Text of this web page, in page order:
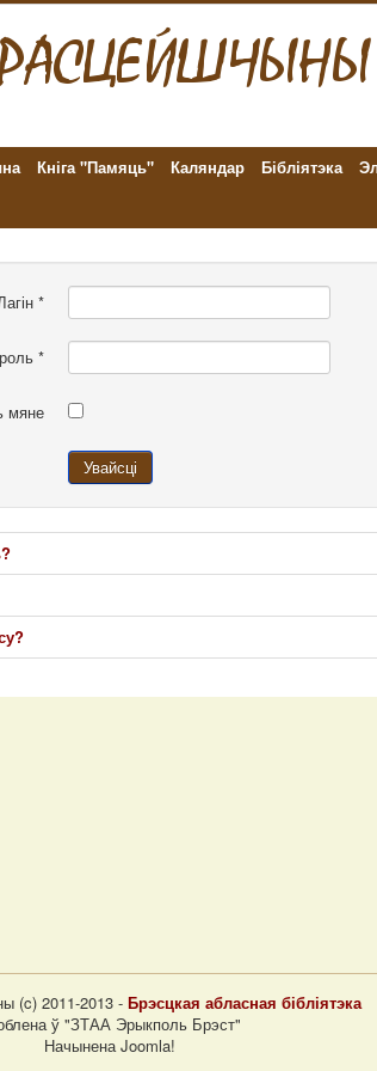
Кніга "Памяць" Каляндар Бібліятэка
*
*
мяне
Увайсці
(c) 2011-2013 - Брэсцкая абласная бібліятэка
ў "ЗТАА Эрыкполь Брэст"
Начынена Joomla!